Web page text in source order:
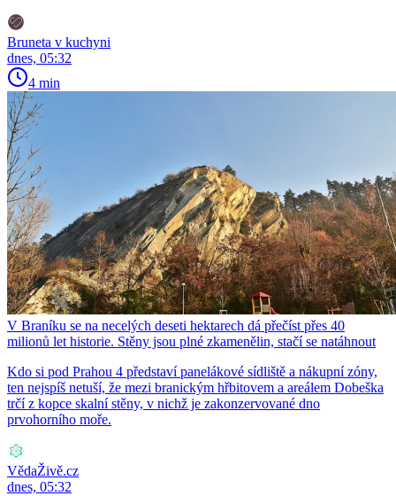
Bruneta v kuchyni
dnes, 05:32
4 min
V Braníku se na necelých deseti hektarech dá přečíst přes 40
milionů let historie. Stěny jsou plné zkamenělin, stačí se natáhnout
Kdo si pod Prahou 4 představí panelákové sídliště a nákupní zóny,
ten nejspíš netuší, že mezi branickým hřbitovem a areálem Dobeška
trčí z kopce skalní stěny, v nichž je zakonzervované dno
prvohorního moře.
VědaŽivě.cz
dnes, 05:32